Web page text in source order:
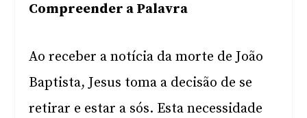
Compreender a Palavra
Ao receber a notícia da morte de João
Baptista, Jesus toma a decisão de se
retirar e estar a sós. Esta necessidade